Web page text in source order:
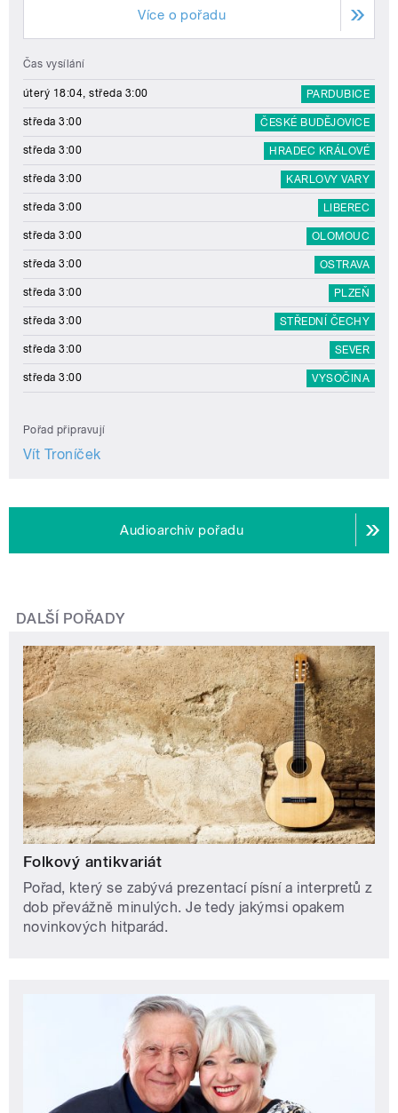
Více o pořadu
Čas vysílání
úterý 18:04, středa 3:00 PARDUBICE
středa 3:00 ČESKÉ BUDĚJOVICE
středa 3:00 HRADEC KRÁLOVÉ
středa 3:00 KARLOVY VARY
středa 3:00 LIBEREC
středa 3:00 OLOMOUC
středa 3:00 OSTRAVA
středa 3:00 PLZEŇ
středa 3:00 STŘEDNÍ ČECHY
středa 3:00 SEVER
středa 3:00 VYSOČINA
Pořad připravují
Vít Troníček
Audioarchiv pořadu
DALŠÍ POŘADY
Folkový antikvariát
Pořad, který se zabývá prezentací písní a interpretů z
dob převážně minulých. Je tedy jakýmsi opakem
novinkových hitparád.